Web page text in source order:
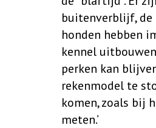
buitenverblijf, de
honden hebben
kennel
perken kan
rekenmodel te
komen, zoals bij
meten.’